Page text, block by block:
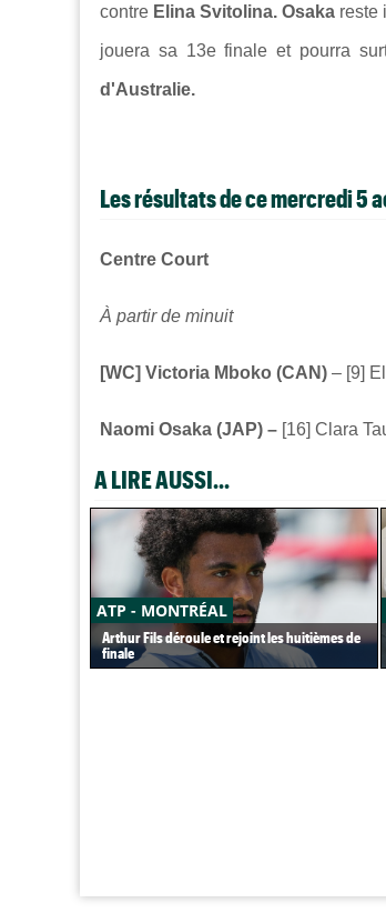
contre Elina Svitolina. Osaka reste
jouera sa 13e finale et pourra
d'Australie.
Les résultats de ce mercredi 5
Centre Court
À partir de minuit
[WC] Victoria Mboko (CAN) – [9]
Naomi Osaka (JAP) – [16] Clara
A LIRE AUSSI...
ATP - MONTRÉAL
Arthur Fils déroule et rejoint les huitièmes de
finale